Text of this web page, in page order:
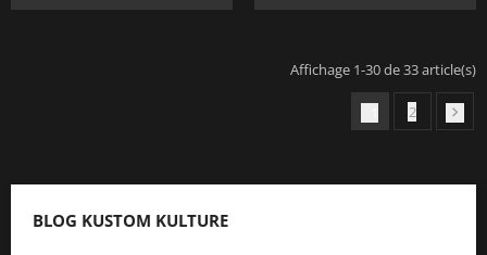
Affichage 1-30 de 33 article(s)
2 
BLOG KUSTOM KULTURE